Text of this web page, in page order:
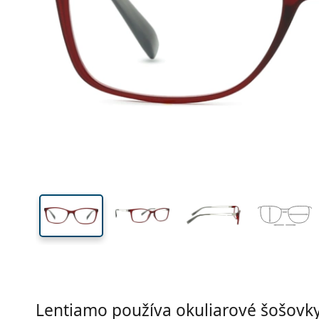
34 mm
Výška očnice
51 mm
Šírka očnice
Lentiamo používa okuliarové